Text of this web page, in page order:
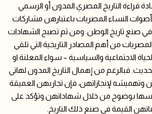
قراءة التاريخ المصري المدون أو الرسمي
النساء المصريات باعتبارهن مشاركات
صنع تاريخ الوطن. ومن ثم تصبح الشهادات
من أهم المصادر التاريخية التي تلقي
الاجتماعية والسياسية – سواء المعلنة او
فبالرغم من إهمال التاريخ المدون لهاتي
وتهميشه لإنجازاتهن، فإن تجاربهن العميقة
بوضوح من خلال شهاداتهن وتؤكد على
القيمة في صنع ذلك التاريخ.